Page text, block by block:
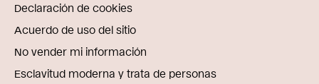
Declaración de cookies
Acuerdo de uso del sitio
No vender mi información
Esclavitud moderna y trata de personas